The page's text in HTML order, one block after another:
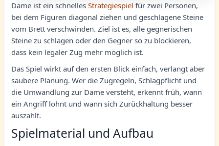
Dame ist ein schnelles Strategiespiel für zwei Personen,
bei dem Figuren diagonal ziehen und geschlagene Steine
vom Brett verschwinden. Ziel ist es, alle gegnerischen
Steine zu schlagen oder den Gegner so zu blockieren,
dass kein legaler Zug mehr möglich ist.
Das Spiel wirkt auf den ersten Blick einfach, verlangt aber
saubere Planung. Wer die Zugregeln, Schlagpflicht und
die Umwandlung zur Dame versteht, erkennt früh, wann
ein Angriff lohnt und wann sich Zurückhaltung besser
auszahlt.
Spielmaterial und Aufbau